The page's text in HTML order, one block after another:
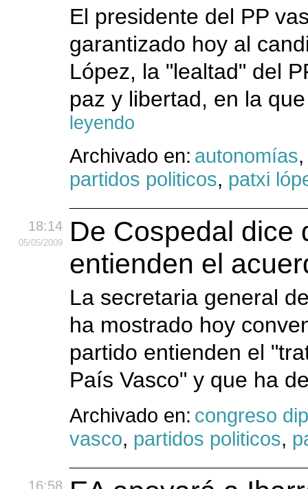
El presidente del PP
garantizado hoy al
López, la "lealtad" del
paz y libertad, en la
leyendo
Archivado en: autonomías
partidos politicos, patxi
18:14
05/05/2009
De Cospedal dice
entienden el
La secretaria general
ha mostrado hoy
partido entienden el
País Vasco" y que ha
Archivado en: congreso
vasco, partidos politicos,
16:58